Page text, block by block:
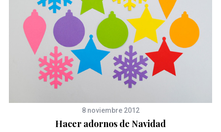
8 noviembre 2012
Hacer adornos de Navidad